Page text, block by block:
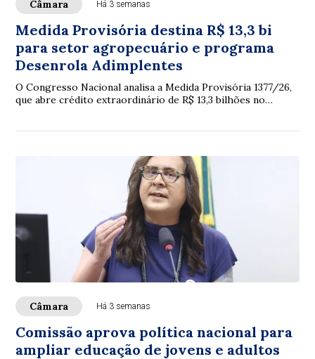
Câmara Há 3 semanas
Medida Provisória destina R$ 13,3 bi
para setor agropecuário e programa
Desenrola Adimplentes
O Congresso Nacional analisa a Medida Provisória 1377/26,
que abre crédito extraordinário de R$ 13,3 bilhões no
Câmara Há 3 semanas
Comissão aprova política nacional para
ampliar educação de jovens e adultos